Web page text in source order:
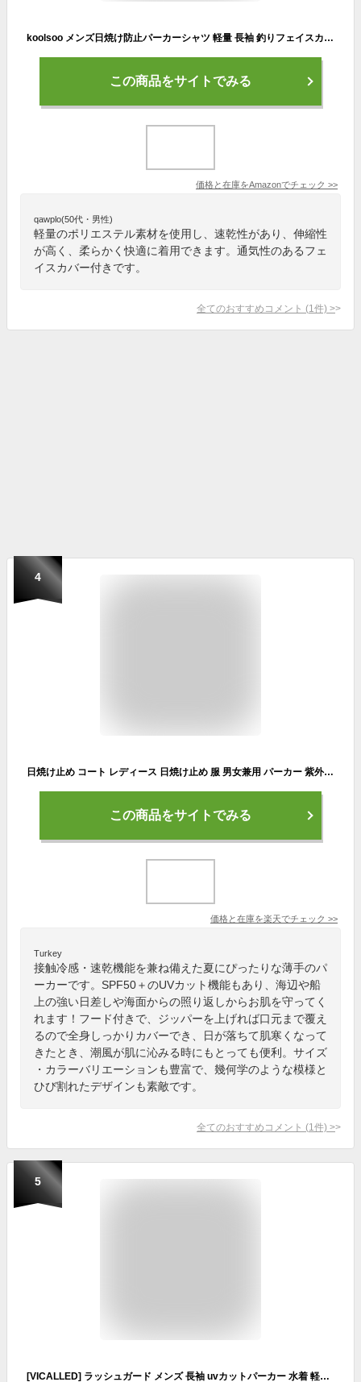
koolsoo メンズ日焼け防止パーカーシャツ 軽量 長袖 釣りフェイスカバー サンシャツ ハイキング 夏釣り用, XL
この商品をサイトでみる
価格と在庫をAmazonでチェック >>
qawplo(50代・男性)
軽量のポリエステル素材を使用し、速乾性があり、伸縮性
が高く、柔らかく快適に着用できます。通気性のあるフェ
イスカバー付きです。
全てのおすすめコメント (1 件) >
4
日焼け止め コート レディース 日焼け止め 服 男女兼用 パーカー 紫外線対策 UVカット 冷房対策 長袖 フード付き 通気 速乾 防風 スポーツウェア メンズカップル 紫外線カット ラッシュガード メンズ UVカットパーカー 夏ジャケット 接触冷感 超薄い 水着 プール海 おしゃれ
この商品をサイトでみる
価格と在庫を楽天でチェック >>
Turkey
接触冷感・速乾機能を兼ね備えた夏にぴったりな薄手のパ
ーカーです。SPF50＋のUVカット機能もあり、海辺や船
上の強い日差しや海面からの照り返しからお肌を守ってく
れます！フード付きで、ジッパーを上げれば口元まで覆え
るので全身しっかりカバーでき、日が落ちて肌寒くなって
きたとき、潮風が肌に沁みる時にもとっても便利。サイズ
・カラーバリエーションも豊富で、幾何学のような模様と
ひび割れたデザインも素敵です。
全てのおすすめコメント (1 件) >
5
[VICALLED] ラッシュガード メンズ 長袖 uvカットパーカー 水着 軽量 ラッシュパーカー 接触冷感 アウター 夏 大きいフード付き UPF50+ お釣り 日焼け対策ウェア 紫外線カット